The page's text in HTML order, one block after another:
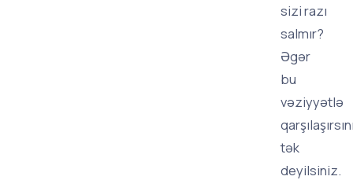
sizi razı
salmır?
Əgər
bu
vəziyyətlə
tək
deyilsiniz.